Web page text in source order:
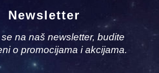
Newsletter
na naš newsletter, budite
o promocijama i akcijama.